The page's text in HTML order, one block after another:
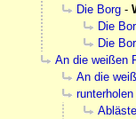
Die Borg -
Die
Die
An die weißen
An die
runterholen